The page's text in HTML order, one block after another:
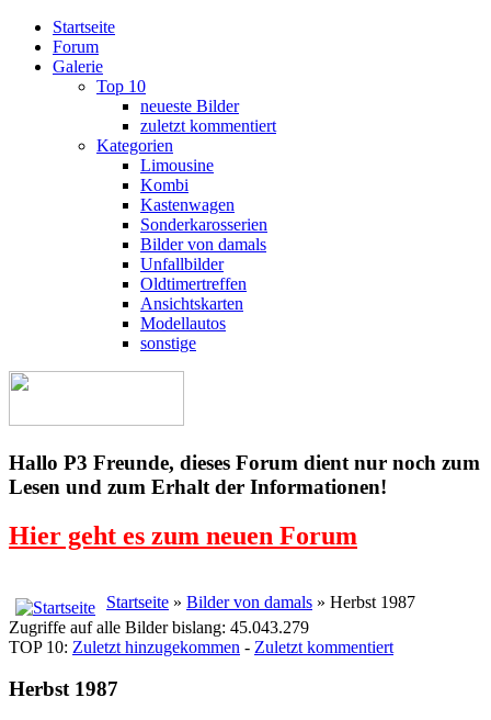
Startseite
Forum
Galerie
Top 10
neueste Bilder
zuletzt kommentiert
Kategorien
Limousine
Kombi
Kastenwagen
Sonderkarosserien
Bilder von damals
Unfallbilder
Oldtimertreffen
Ansichtskarten
Modellautos
sonstige
Hallo P3 Freunde, dieses Forum dient nur noch zum
Lesen und zum Erhalt der Informationen!
Hier geht es zum neuen Forum
Startseite » Bilder von damals » Herbst 1987
Zugriffe auf alle Bilder bislang: 45.043.279
TOP 10: Zuletzt hinzugekommen - Zuletzt kommentiert
Herbst 1987